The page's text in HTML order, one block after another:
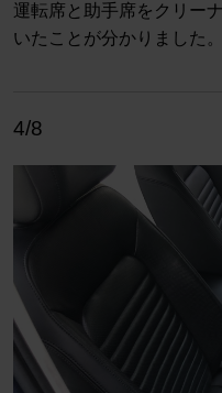
運転席と助手席をクリー
いたことが分かりました。
4/8